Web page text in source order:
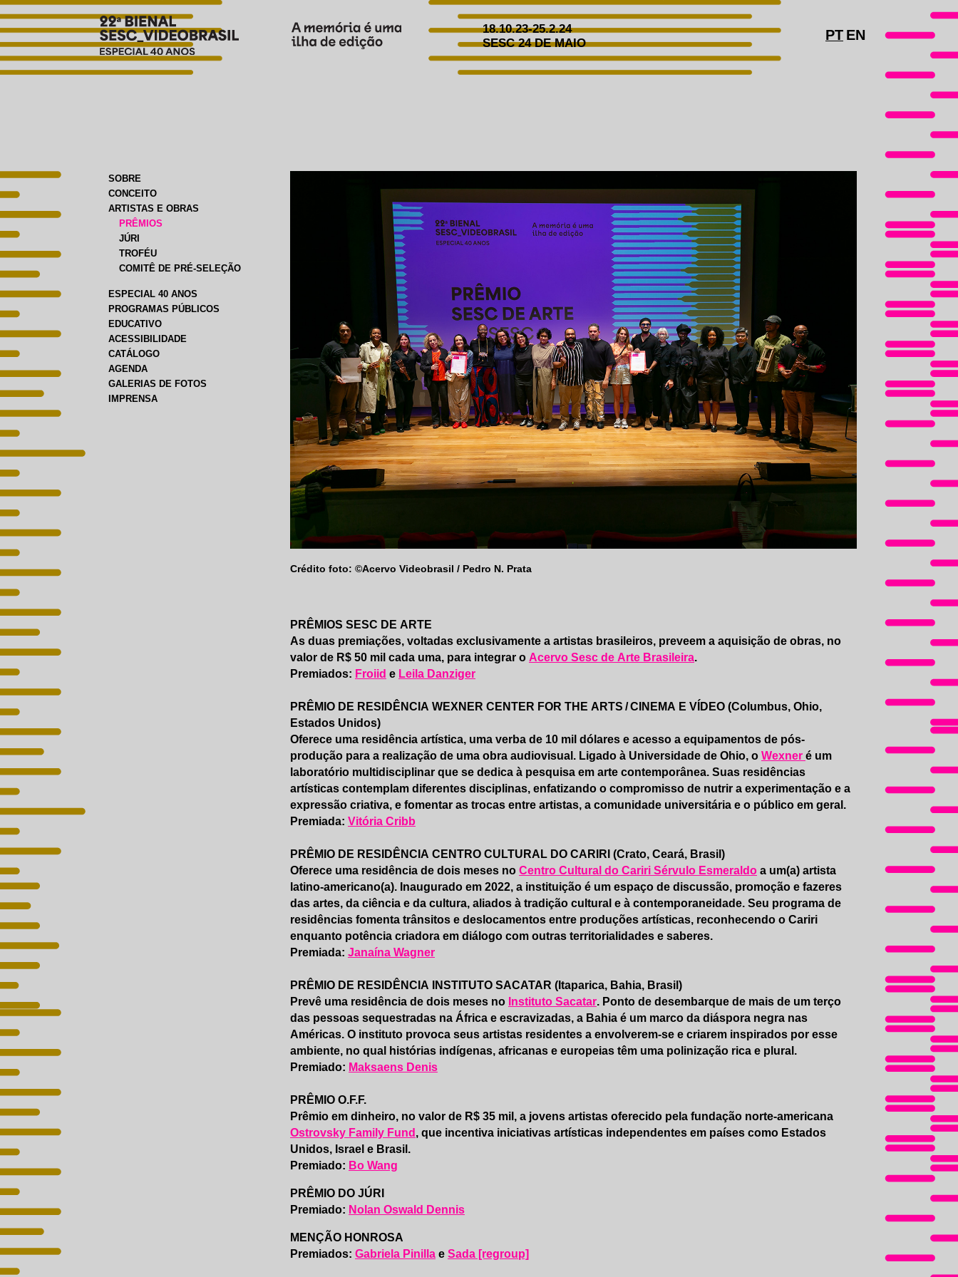
18.10.23-25.2.24
SESC 24 DE MAIO
PT EN
SOBRE
CONCEITO
ARTISTAS E OBRAS
PRÊMIOS
JÚRI
TROFÉU
COMITÊ DE PRÉ-SELEÇÃO
ESPECIAL 40 ANOS
PROGRAMAS PÚBLICOS
EDUCATIVO
ACESSIBILIDADE
CATÁLOGO
AGENDA
GALERIAS DE FOTOS
IMPRENSA
Crédito foto: ©Acervo Videobrasil / Pedro N. Prata
PRÊMIOS SESC DE ARTE
As duas premiações, voltadas exclusivamente a artistas brasileiros, preveem a aquisição de obras, no
valor de R$ 50 mil cada uma, para integrar o Acervo Sesc de Arte Brasileira.
Premiados: Froiid e Leila Danziger
PRÊMIO DE RESIDÊNCIA WEXNER CENTER FOR THE ARTS / CINEMA E VÍDEO (Columbus, Ohio,
Estados Unidos)
Oferece uma residência artística, uma verba de 10 mil dólares e acesso a equipamentos de pós-
produção para a realização de uma obra audiovisual. Ligado à Universidade de Ohio, o Wexner é um
laboratório multidisciplinar que se dedica à pesquisa em arte contemporânea. Suas residências
artísticas contemplam diferentes disciplinas, enfatizando o compromisso de nutrir a experimentação e a
expressão criativa, e fomentar as trocas entre artistas, a comunidade universitária e o público em geral.
Premiada: Vitória Cribb
PRÊMIO DE RESIDÊNCIA CENTRO CULTURAL DO CARIRI (Crato, Ceará, Brasil)
Oferece uma residência de dois meses no Centro Cultural do Cariri Sérvulo Esmeraldo a um(a) artista
latino-americano(a). Inaugurado em 2022, a instituição é um espaço de discussão, promoção e fazeres
das artes, da ciência e da cultura, aliados à tradição cultural e à contemporaneidade. Seu programa de
residências fomenta trânsitos e deslocamentos entre produções artísticas, reconhecendo o Cariri
enquanto potência criadora em diálogo com outras territorialidades e saberes.
Premiada: Janaína Wagner
PRÊMIO DE RESIDÊNCIA INSTITUTO SACATAR (Itaparica, Bahia, Brasil)
Prevê uma residência de dois meses no Instituto Sacatar. Ponto de desembarque de mais de um terço
das pessoas sequestradas na África e escravizadas, a Bahia é um marco da diáspora negra nas
Américas. O instituto provoca seus artistas residentes a envolverem-se e criarem inspirados por esse
ambiente, no qual histórias indígenas, africanas e europeias têm uma polinização rica e plural.
Premiado: Maksaens Denis
PRÊMIO O.F.F.
Prêmio em dinheiro, no valor de R$ 35 mil, a jovens artistas oferecido pela fundação norte-americana
Ostrovsky Family Fund , que incentiva iniciativas artísticas independentes em países como Estados
Unidos, Israel e Brasil.
Premiado: Bo Wang
PRÊMIO DO JÚRI
Premiado: Nolan Oswald Dennis
MENÇÃO HONROSA
Premiados: Gabriela Pinilla e Sada [regroup]